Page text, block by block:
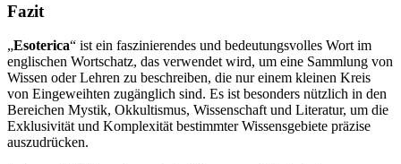
Fazit
„Esoterica“ ist ein faszinierendes und bedeutungsvolles Wort im
englischen Wortschatz, das verwendet wird, um eine Sammlung von
Wissen oder Lehren zu beschreiben, die nur einem kleinen Kreis
von Eingeweihten zugänglich sind. Es ist besonders nützlich in den
Bereichen Mystik, Okkultismus, Wissenschaft und Literatur, um die
Exklusivität und Komplexität bestimmter Wissensgebiete präzise
auszudrücken.